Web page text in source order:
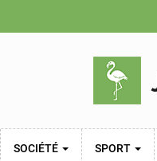
SOCIÉTÉ SPORT